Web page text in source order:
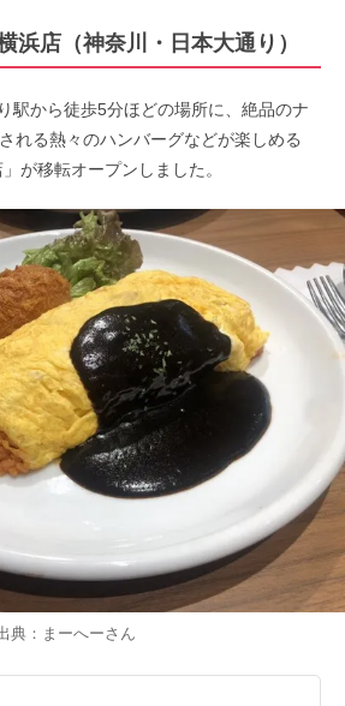
浜店（神奈川・日本大通り）
駅から徒歩5分ほどの場所に、絶品のナ
れる熱々のハンバーグなどが楽しめる
が移転オープンしました。
典： まーへーさん